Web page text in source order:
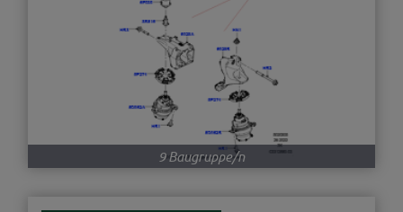
9 Baugruppe/n